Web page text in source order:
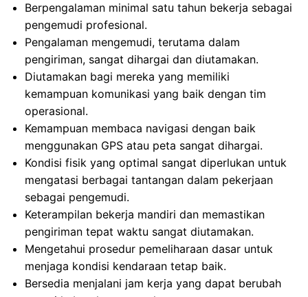
Berpengalaman minimal satu tahun bekerja sebagai
pengemudi profesional.
Pengalaman mengemudi, terutama dalam
pengiriman, sangat dihargai dan diutamakan.
Diutamakan bagi mereka yang memiliki
kemampuan komunikasi yang baik dengan tim
operasional.
Kemampuan membaca navigasi dengan baik
menggunakan GPS atau peta sangat dihargai.
Kondisi fisik yang optimal sangat diperlukan untuk
mengatasi berbagai tantangan dalam pekerjaan
sebagai pengemudi.
Keterampilan bekerja mandiri dan memastikan
pengiriman tepat waktu sangat diutamakan.
Mengetahui prosedur pemeliharaan dasar untuk
menjaga kondisi kendaraan tetap baik.
Bersedia menjalani jam kerja yang dapat berubah